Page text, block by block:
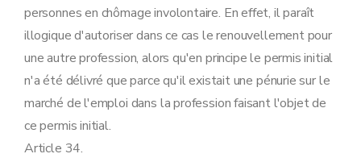
personnes en chômage involontaire. En effet, il paraît
illogique d'autoriser dans ce cas le renouvellement pour
une autre profession, alors qu'en principe le permis initial
n'a été délivré que parce qu'il existait une pénurie sur le
marché de l'emploi dans la profession faisant l'objet de
ce permis initial.
Article 34.